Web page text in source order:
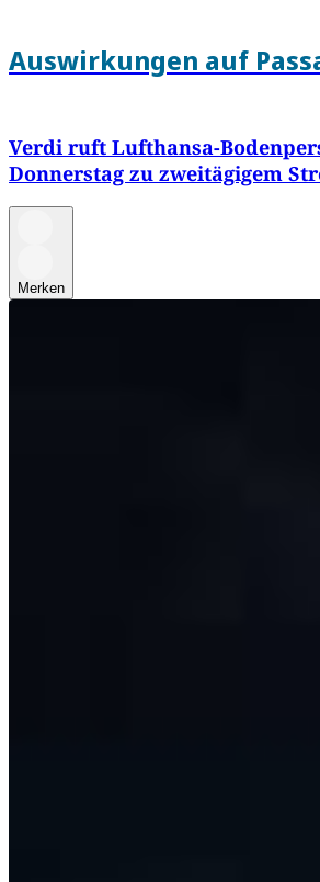
Auswirkungen auf
Verdi ruft Lufthansa-
Donnerstag zu zweitägigem
Merken